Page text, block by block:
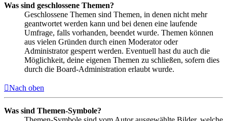
Was sind geschlossene Themen?
Geschlossene Themen sind Themen, in denen nicht mehr
geantwortet werden kann und bei denen eine laufende
Umfrage, falls vorhanden, beendet wurde. Themen können
aus vielen Gründen durch einen Moderator oder
Administrator gesperrt werden. Eventuell hast du auch die
Möglichkeit, deine eigenen Themen zu schließen, sofern dies
durch die Board-Administration erlaubt wurde.
Nach oben
Was sind Themen-Symbole?